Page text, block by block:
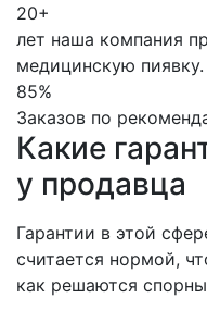
20+
лет наша компания
медицинскую пиявку.
85%
Заказов по
Какие
у продавца
Гарантии в этой
считается нормой,
как решаются